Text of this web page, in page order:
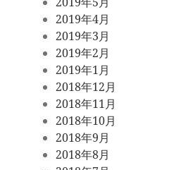
2019年4月
2019年3月
2019年2月
2019年1月
2018年12月
2018年11月
2018年10月
2018年9月
2018年8月